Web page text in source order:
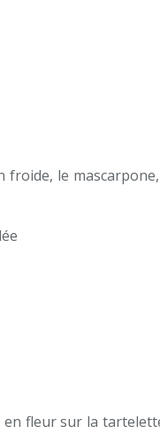
froide, le
fleur sur la